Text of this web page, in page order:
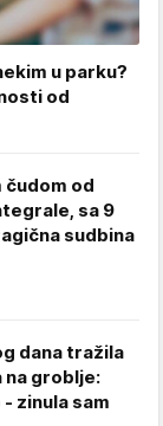
u parku?
od
čudom od
sa 9
sudbina
dana tražila
na groblje:
zinula sam